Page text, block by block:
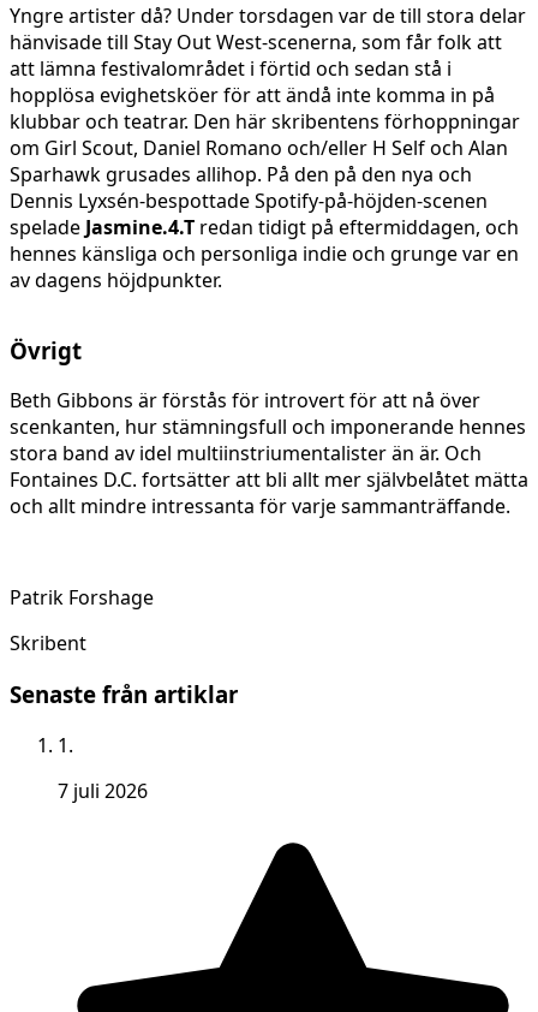
Yngre artister då? Under torsdagen var de till stora delar
hänvisade till Stay Out West-scenerna, som får folk att
att lämna festivalområdet i förtid och sedan stå i
hopplösa evighetsköer för att ändå inte komma in på
klubbar och teatrar. Den här skribentens förhoppningar
om Girl Scout, Daniel Romano och/eller H Self och Alan
Sparhawk grusades allihop. På den på den nya och
Dennis Lyxsén-bespottade Spotify-på-höjden-scenen
spelade Jasmine.4.T redan tidigt på eftermiddagen, och
hennes känsliga och personliga indie och grunge var en
av dagens höjdpunkter.
Övrigt
Beth Gibbons är förstås för introvert för att nå över
scenkanten, hur stämningsfull och imponerande hennes
stora band av idel multiinstriumentalister än är. Och
Fontaines D.C. fortsätter att bli allt mer självbelåtet mätta
och allt mindre intressanta för varje sammanträffande.
Patrik Forshage
Skribent
Senaste från artiklar
1.
7 juli 2026